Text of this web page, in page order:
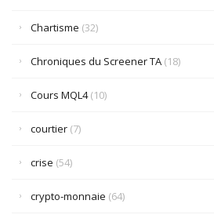
Chartisme (32)
Chroniques du Screener TA (18)
Cours MQL4(10)
courtier (7)
crise (54)
crypto-monnaie (64)